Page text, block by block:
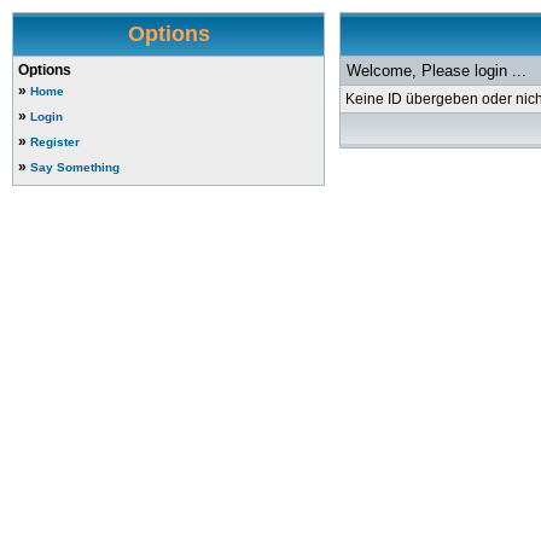
Options
Options
» Home
» Login
» Register
» Say Something
Welcome, Please login ...
Keine ID übergeben oder